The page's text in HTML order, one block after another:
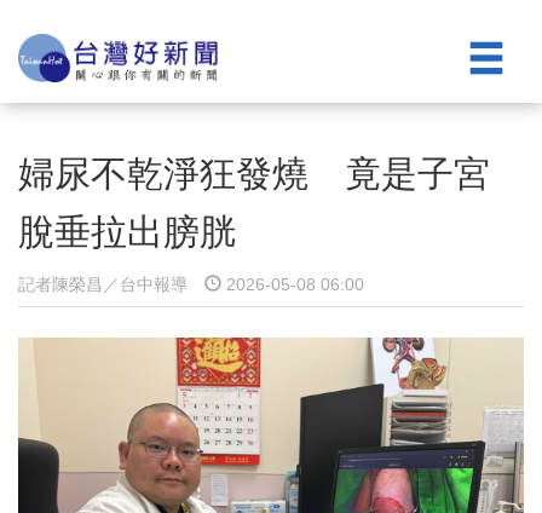
婦尿不乾淨狂發燒 竟是子宮
脫垂拉出膀胱
記者陳榮昌／台中報導 2026-05-08 06:00